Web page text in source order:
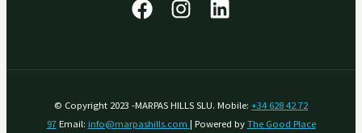
© Copyright 2023 -MARPAS HILLS SLU. Mobile: +34 628 42 72
97Email: info@marpashills.com | Powered byThe Good Place